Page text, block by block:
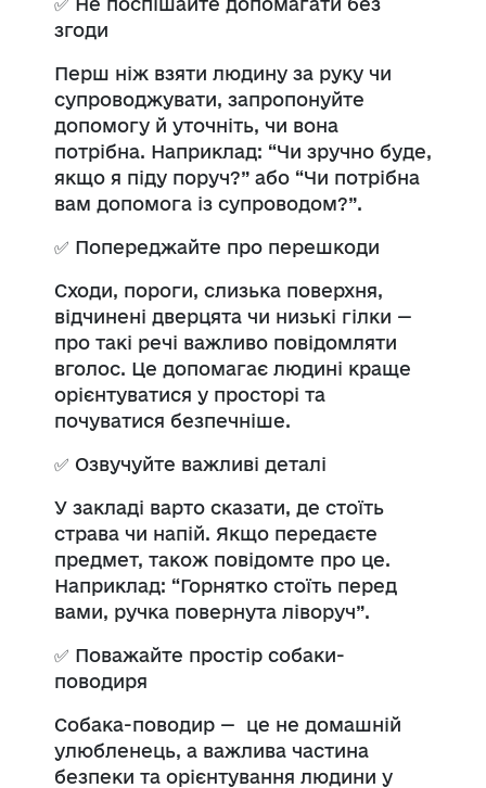
згоди
Перш ніж взяти людину за руку чи
супроводжувати, запропонуйте
допомогу й уточніть, чи вона
потрібна. Наприклад: “Чи зручно буде,
якщо я піду поруч?” або “Чи потрібна
вам допомога із супроводом?”.
✅ Попереджайте про перешкоди
Сходи, пороги, слизька поверхня,
відчинені дверцята чи низькі гілки —
про такі речі важливо повідомляти
вголос. Це допомагає людині краще
орієнтуватися у просторі та
почуватися безпечніше.
✅ Озвучуйте важливі деталі
У закладі варто сказати, де стоїть
страва чи напій. Якщо передаєте
предмет, також повідомте про це.
Наприклад: “Горнятко стоїть перед
вами, ручка повернута ліворуч”.
✅ Поважайте простір собаки-
поводиря
Собака-поводир — це не домашній
улюбленець, а важлива частина
безпеки та орієнтування людини у